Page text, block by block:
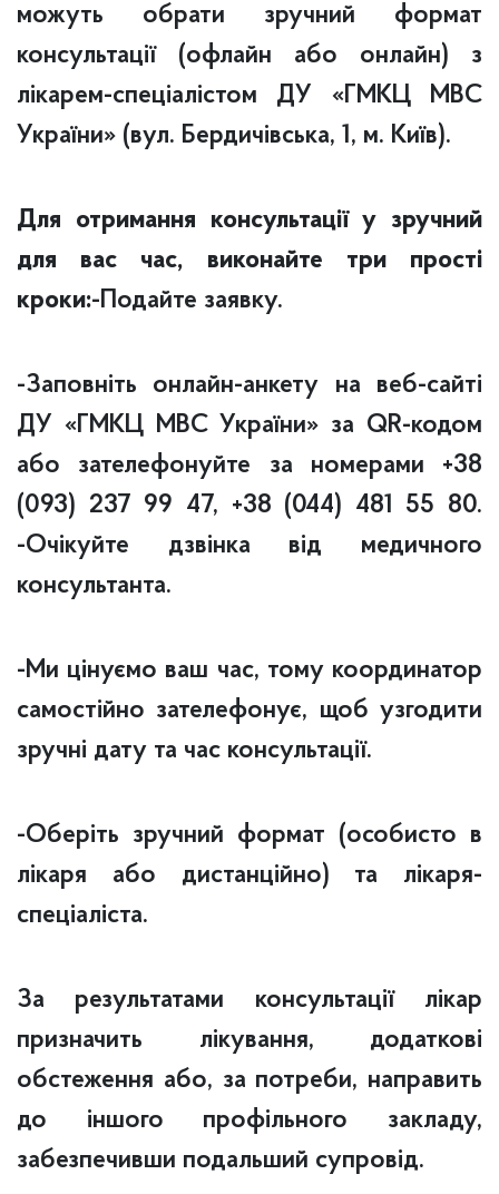
можуть обрати зручний формат
консультації (офлайн або онлайн) з
лікарем-спеціалістом ДУ «ГМКЦ МВС
України» (вул. Бердичівська, 1, м. Київ).
Для отримання консультації у зручний
для вас час, виконайте три прості
кроки:-Подайте заявку.
-Заповніть онлайн-анкету на веб-сайті
ДУ «ГМКЦ МВС України» за QR-кодом
або зателефонуйте за номерами +38
(093) 237 99 47, +38 (044) 481 55 80.
-Очікуйте дзвінка від медичного
консультанта.
-Ми цінуємо ваш час, тому координатор
самостійно зателефонує, щоб узгодити
зручні дату та час консультації.
-Оберіть зручний формат (особисто в
лікаря або дистанційно) та лікаря-
спеціаліста.
За результатами консультації лікар
призначить лікування, додаткові
обстеження або, за потреби, направить
до іншого профільного закладу,
забезпечивши подальший супровід.